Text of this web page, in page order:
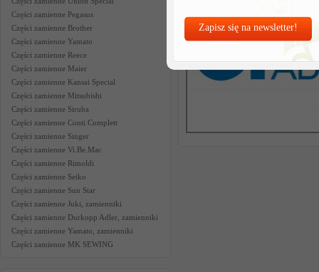
Zapisz się na newsletter!
Części zamienne Pegasus
Części zamienne Brother
Części zamienne Yamato
Części zamienne Reece
Części zamienne Maier
Części zamienne Kansai Special
Części zamienne Mitsubishi
Części zamienne Siruba
Części zamienne Conti Complett
Części zamienne Singer
Części zamienne Vi.Be.Mac
Części zamienne Rimoldi
Części zamienne Seiko
Części zamienne Sun Star
Części zamienne Juki, zamienniki
Części zamienne Durkopp Adler, zamienniki
Części zamienne Yamato, zamienniki
Części zamienne MK SEWING